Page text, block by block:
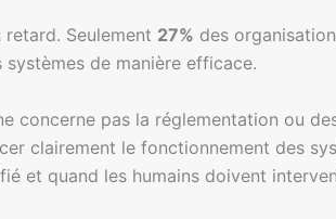
Seulement 27% des
de manière efficace.
concerne pas la réglementation ou
clairement le fonctionnement des
et quand les humains doivent